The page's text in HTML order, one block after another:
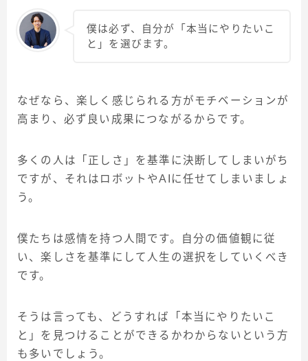
僕は必ず、自分が「本当にやりたいこ
と」を選びます。
なぜなら、楽しく感じられる方がモチベーションが
高まり、必ず良い成果につながるからです。
多くの人は「正しさ」を基準に決断してしまいがち
ですが、それはロボットやAIに任せてしまいましょ
う。
僕たちは感情を持つ人間です。自分の価値観に従
い、楽しさを基準にして人生の選択をしていくべき
です。
そうは言っても、どうすれば「本当にやりたいこ
と」を見つけることができるかわからないという方
も多いでしょう。